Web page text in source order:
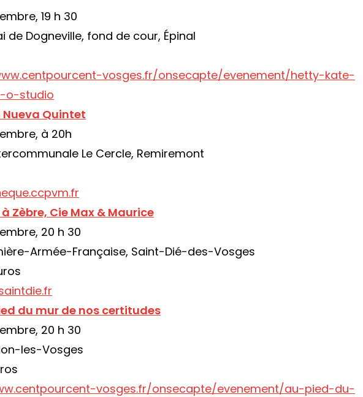
19 h 30
de Dogneville, fond de cour, Épinal
vosges.fr/onsecapte/evenement/hetty-kate-
o-studio
Quintet
à 20h
Le Cercle, Remiremont
à Zèbre, Cie Max & Maurice
20 h 30
Armée-Française, Saint-Dié-des-Vosges
du mur de nos certitudes
20 h 30
les-Vosges
vosges.fr/onsecapte/evenement/au-pied-du-